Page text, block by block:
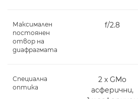
Максимален
постоянен
отвор на
диафрагмата
f/2.8
Специална
оптика
2 x GMo
асферични,